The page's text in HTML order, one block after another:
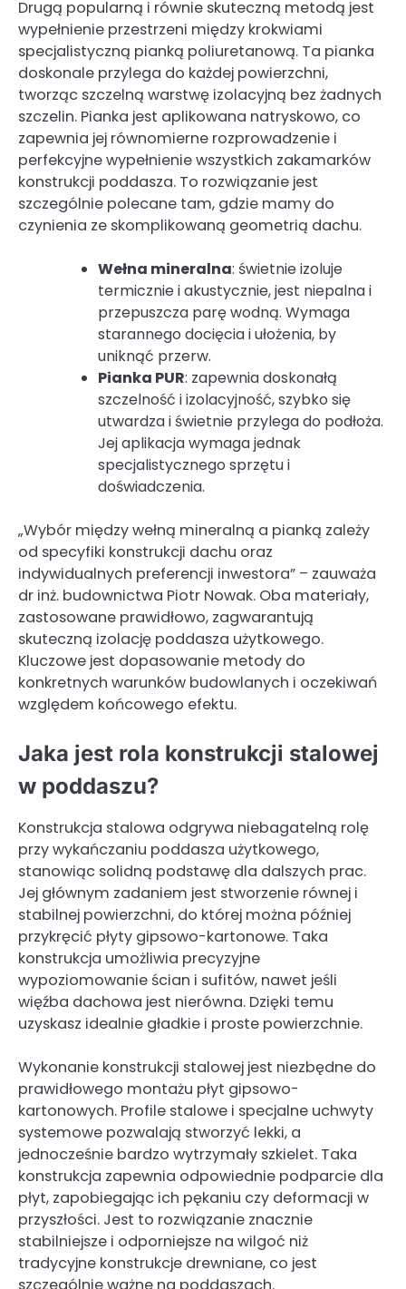
Drugą popularną i równie skuteczną metodą jest
wypełnienie przestrzeni między krokwiami
specjalistyczną pianką poliuretanową. Ta pianka
doskonale przylega do każdej powierzchni,
tworząc szczelną warstwę izolacyjną bez żadnych
szczelin. Pianka jest aplikowana natryskowo, co
zapewnia jej równomierne rozprowadzenie i
perfekcyjne wypełnienie wszystkich zakamarków
konstrukcji poddasza. To rozwiązanie jest
szczególnie polecane tam, gdzie mamy do
czynienia ze skomplikowaną geometrią dachu.
Wełna mineralna: świetnie izoluje
termicznie i akustycznie, jest niepalna i
przepuszcza parę wodną. Wymaga
starannego docięcia i ułożenia, by
uniknąć przerw.
Pianka PUR: zapewnia doskonałą
szczelność i izolacyjność, szybko się
utwardza i świetnie przylega do podłoża.
Jej aplikacja wymaga jednak
specjalistycznego sprzętu i
doświadczenia.
„Wybór między wełną mineralną a pianką zależy
od specyfiki konstrukcji dachu oraz
indywidualnych preferencji inwestora” – zauważa
dr inż. budownictwa Piotr Nowak. Oba materiały,
zastosowane prawidłowo, zagwarantują
skuteczną izolację poddasza użytkowego.
Kluczowe jest dopasowanie metody do
konkretnych warunków budowlanych i oczekiwań
względem końcowego efektu.
Jaka jest rola konstrukcji stalowej
w poddaszu?
Konstrukcja stalowa odgrywa niebagatelną rolę
przy wykańczaniu poddasza użytkowego,
stanowiąc solidną podstawę dla dalszych prac.
Jej głównym zadaniem jest stworzenie równej i
stabilnej powierzchni, do której można później
przykręcić płyty gipsowo-kartonowe. Taka
konstrukcja umożliwia precyzyjne
wypoziomowanie ścian i sufitów, nawet jeśli
więźba dachowa jest nierówna. Dzięki temu
uzyskasz idealnie gładkie i proste powierzchnie.
Wykonanie konstrukcji stalowej jest niezbędne do
prawidłowego montażu płyt gipsowo-
kartonowych. Profile stalowe i specjalne uchwyty
systemowe pozwalają stworzyć lekki, a
jednocześnie bardzo wytrzymały szkielet. Taka
konstrukcja zapewnia odpowiednie podparcie dla
płyt, zapobiegając ich pękaniu czy deformacji w
przyszłości. Jest to rozwiązanie znacznie
stabilniejsze i odporniejsze na wilgoć niż
tradycyjne konstrukcje drewniane, co jest